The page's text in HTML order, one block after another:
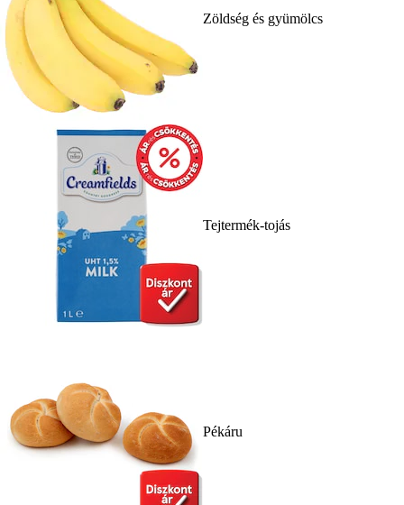
Zöldség és gyümölcs
Tejtermék-tojás
Pékáru